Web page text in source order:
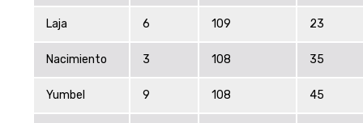
Laja 6 109 23
Nacimiento 3 108 35
Yumbel 9 108 45